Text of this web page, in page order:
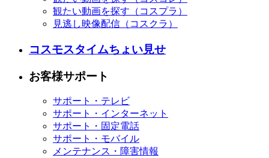
観たい動画を探す（コスプラ）
見逃し映像配信（コスクラ）
コスモスタイムちょい見せ
お客様サポート
サポート・テレビ
サポート・インターネット
サポート・固定電話
サポート・モバイル
メンテナンス・障害情報